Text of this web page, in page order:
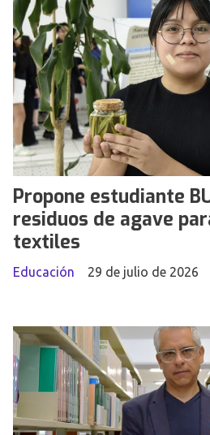
Propone estudiante
residuos de agave
textiles
Educación 29 de julio de 2026